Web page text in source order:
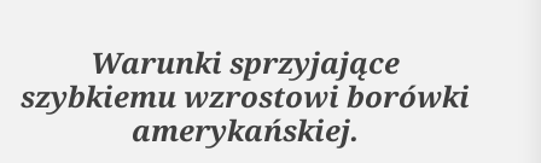
Warunki sprzyjające
szybkiemu wzrostowi borówki
amerykańskiej.